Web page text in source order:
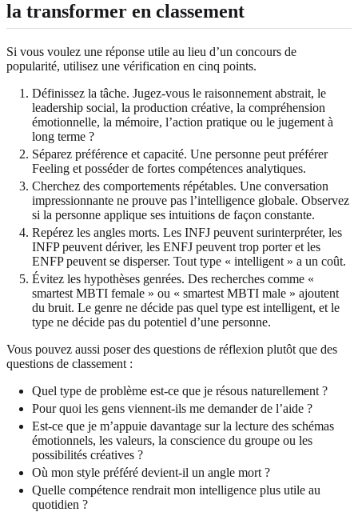
la transformer en classement
Si vous voulez une réponse utile au lieu d’un concours de
popularité, utilisez une vérification en cinq points.
Définissez la tâche. Jugez-vous le raisonnement abstrait, le
leadership social, la production créative, la compréhension
émotionnelle, la mémoire, l’action pratique ou le jugement à
long terme ?
Séparez préférence et capacité. Une personne peut préférer
Feeling et posséder de fortes compétences analytiques.
Cherchez des comportements répétables. Une conversation
impressionnante ne prouve pas l’intelligence globale. Observez
si la personne applique ses intuitions de façon constante.
Repérez les angles morts. Les INFJ peuvent surinterpréter, les
INFP peuvent dériver, les ENFJ peuvent trop porter et les
ENFP peuvent se disperser. Tout type « intelligent » a un coût.
Évitez les hypothèses genrées. Des recherches comme «
smartest MBTI female » ou « smartest MBTI male » ajoutent
du bruit. Le genre ne décide pas quel type est intelligent, et le
type ne décide pas du potentiel d’une personne.
Vous pouvez aussi poser des questions de réflexion plutôt que des
questions de classement :
Quel type de problème est-ce que je résous naturellement ?
Pour quoi les gens viennent-ils me demander de l’aide ?
Est-ce que je m’appuie davantage sur la lecture des schémas
émotionnels, les valeurs, la conscience du groupe ou les
possibilités créatives ?
Où mon style préféré devient-il un angle mort ?
Quelle compétence rendrait mon intelligence plus utile au
quotidien ?